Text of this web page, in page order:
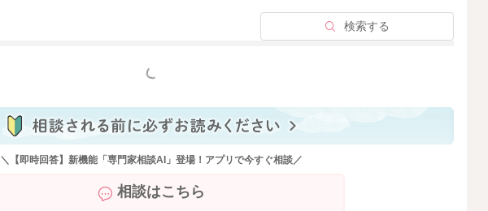
検索する
もっと見る
＼【即時回答】新機能「専門家相談AI」登場！アプリで今すぐ相談／
相談はこちら